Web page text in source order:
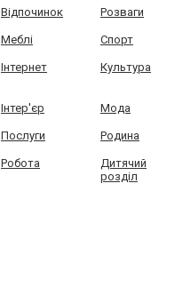
Відпочинок Розваги
Меблі Спорт
Інтернет Культура
Інтер'єр Мода
Послуги Родина
Робота
Дитячий
розділ